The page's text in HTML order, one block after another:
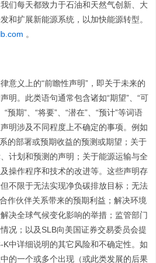
们每天都致力于石油和天然气创新、大
和扩展新能源系统，以加快能源转型。
。
意义上的“前瞻性声明”，即关于未来的
明。此类语句通常包含诸如“期望”、“可
“预期”、“将要”、“潜在”、“预计”等词语
明涉及不同程度上不确定的事项。例如
的部署或预期收益的预测或期望；关于
计划和预测的声明；关于能源运输与全
操作程序和技术的改进等。这些声明存
不限于无法实现净负碳排放目标；无法
作伙伴关系带来的预期利益；解决环境
决全球气候变化影响的举措；监管部门
况；以及SLB向美国证券交易委员会提
中详细说明的其它风险和不确定性。如
的一个或多个出现（或此类发展的后果